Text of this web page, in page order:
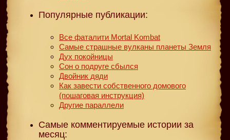
Популярные публикации:
Все фаталити Mortal Kombat
Самые страшные вулканы планеты Земля
Дух покойницы
Сон о подруге сбылся
Двойник дяди
Как завести собственного домового
(пошаговая инструкция)
Другие параллели
Самые комментируемые истории за
месяц: